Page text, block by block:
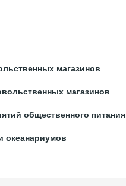
магазинов
магазинов
общественного питания
океанариумов